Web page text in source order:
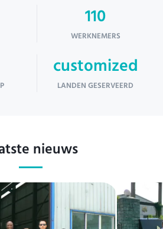
110
WERKNEMERS
customized
LANDEN GESERVEERD
nieuws